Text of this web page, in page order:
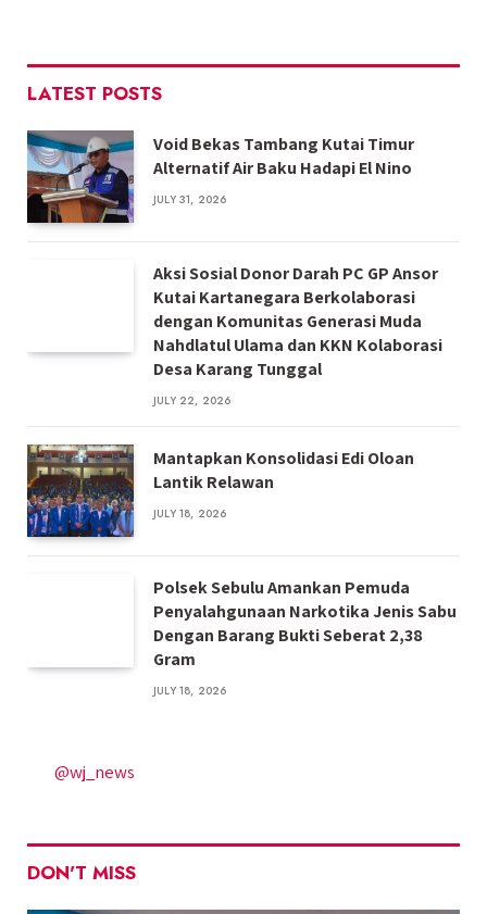
LATEST POSTS
Void Bekas Tambang Kutai Timur
Alternatif Air Baku Hadapi El Nino
JULY 31, 2026
Aksi Sosial Donor Darah PC GP Ansor
Kutai Kartanegara Berkolaborasi
dengan Komunitas Generasi Muda
Nahdlatul Ulama dan KKN Kolaborasi
Desa Karang Tunggal
JULY 22, 2026
Mantapkan Konsolidasi Edi Oloan
Lantik Relawan
JULY 18, 2026
Polsek Sebulu Amankan Pemuda
Penyalahgunaan Narkotika Jenis Sabu
Dengan Barang Bukti Seberat 2,38
Gram
JULY 18, 2026
@wj_news
DON'T MISS